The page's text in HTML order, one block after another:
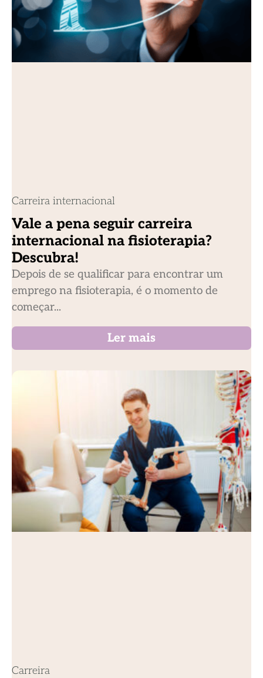
Carreira internacional
Vale a pena seguir carreira
internacional na fisioterapia?
Descubra!
Depois de se qualificar para encontrar um
emprego na fisioterapia, é o momento de
começar...
Ler mais
Carreira